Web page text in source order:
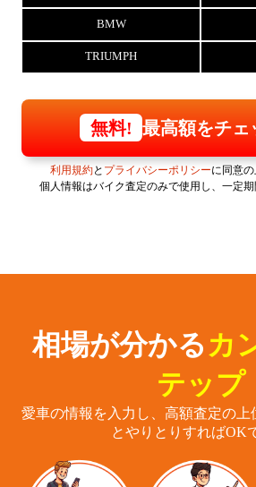
BMW
TRIUMPH
無料! 最高額をチェ
利用規約と プライバシーポリシーに同意の
個人情報はバイク査定のみで使用し、一定期
相場が分かる カ
テップ
愛車の情報を入力し、高額査定の上
とやりとりすればOK